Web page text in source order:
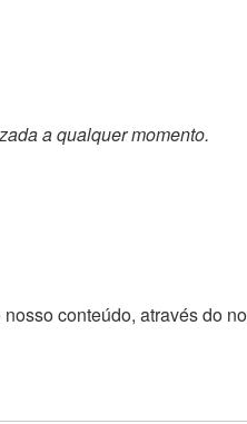
a qualquer momento.
conteúdo, através do